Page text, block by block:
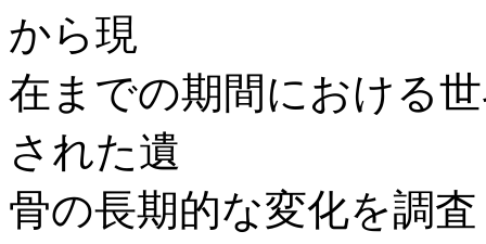
から現
在までの期間における
された遺
骨の長期的な変化を調